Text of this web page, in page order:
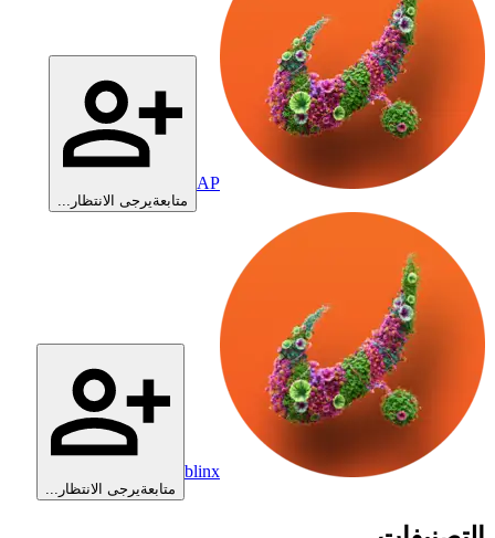
AP
متابعةيرجى الانتظار...
blinx
متابعةيرجى الانتظار...